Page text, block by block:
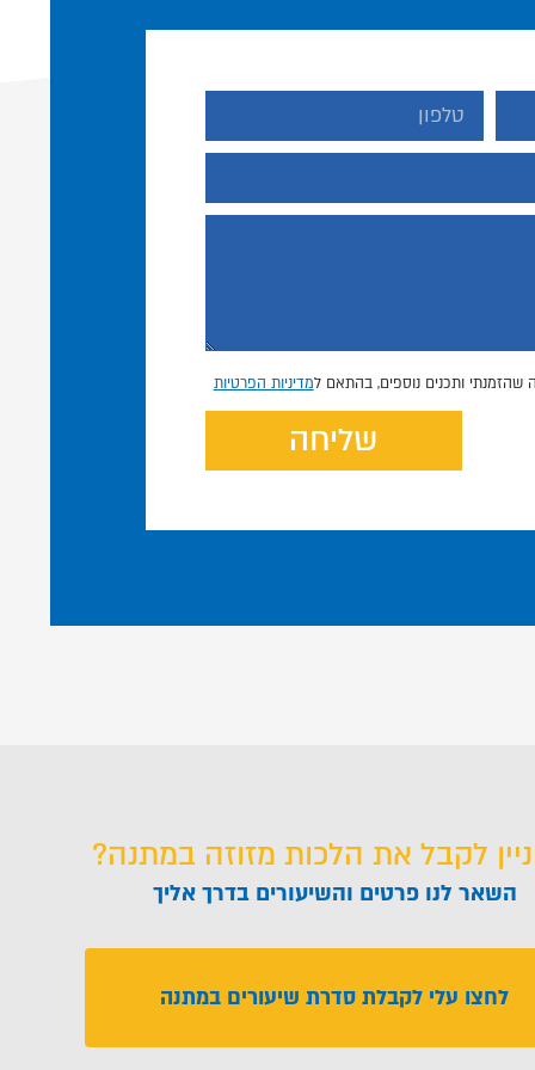
שהזמנתי ותכנים נוספים, בהתאם למדיניות הפרטיות
שליחה
לקבל את הלכות מזוזה במתנה?
השאר לנו פרטים והשיעורים בדרך אליך
לחצו עלי לקבלת סדרת שיעורים במתנה